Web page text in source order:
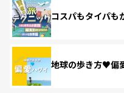
コスパもタイパも
地球の歩き方♥偏